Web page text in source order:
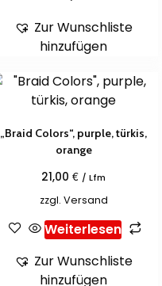
Zur Wunschliste
hinzufügen
„Braid Colors“, purple, türkis,
orange
21,00€ / Lfm
zzgl. Versand
Weiterlesen
Zur Wunschliste
hinzufügen